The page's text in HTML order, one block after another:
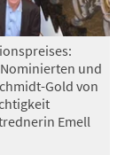
und
Gold von
Emell